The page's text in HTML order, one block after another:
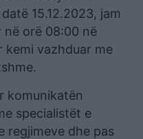
15.12.2023, jam
orë 08:00 në
kemi vazhduar me
komunikatën
specialistët e
regjimeve dhe pas